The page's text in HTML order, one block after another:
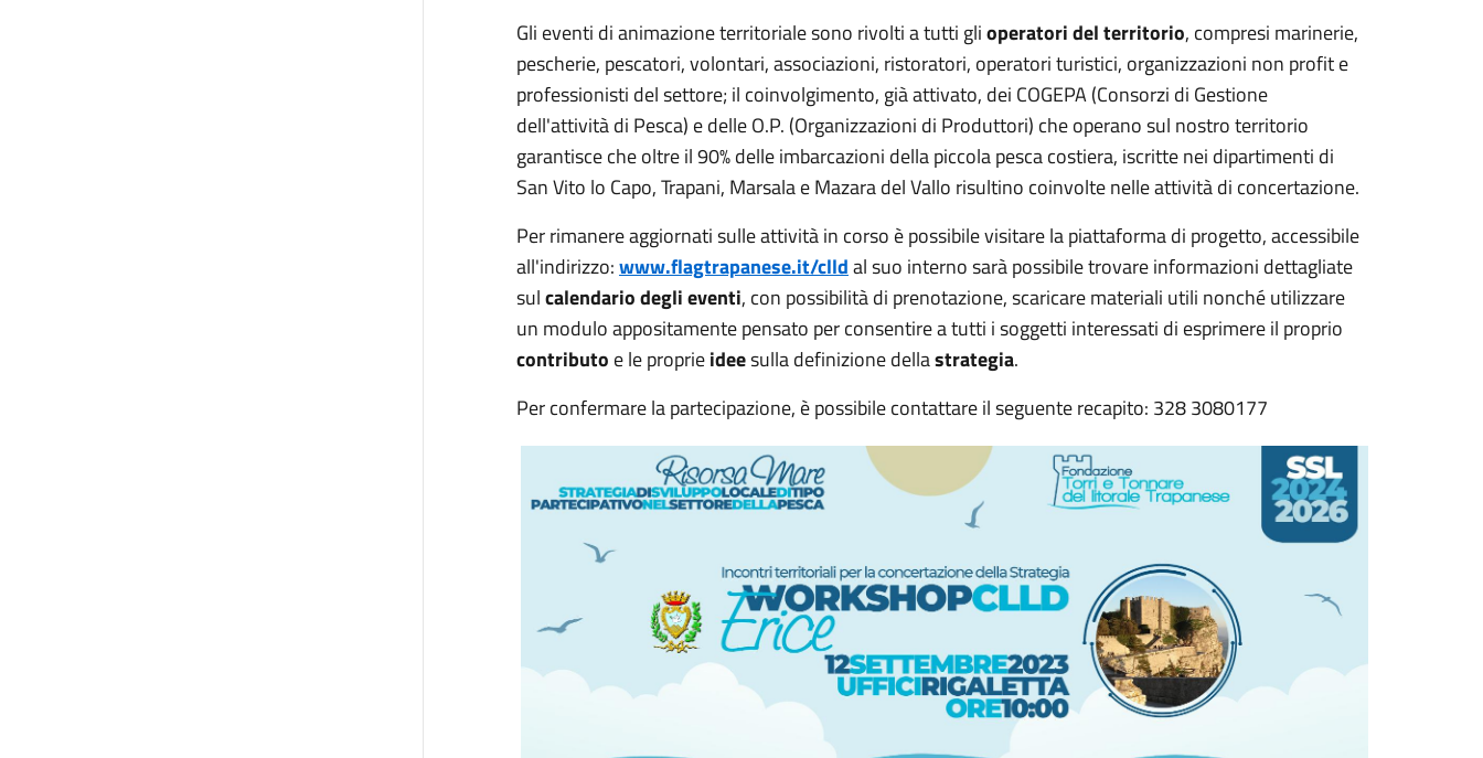
Gli eventi di animazione territoriale sono rivolti a tutti glioperatori del territorio, compresi marinerie,
pescherie, pescatori, volontari, associazioni, ristoratori, operatori turistici, organizzazioni non profit e
professionisti del settore; il coinvolgimento, già attivato, dei COGEPA (Consorzi di Gestione
dell'attività di Pesca) e delle O.P. (Organizzazioni di Produttori) che operano sul nostro territorio
garantisce che oltre il 90% delle imbarcazioni della piccola pesca costiera, iscritte nei dipartimenti di
San Vito lo Capo, Trapani, Marsala e Mazara del Vallo risultino coinvolte nelle attività di concertazione.
Per rimanere aggiornati sulle attività in corso è possibile visitare la piattaforma di progetto, accessibile
all'indirizzo:www.flagtrapanese.it/clldal suo interno sarà possibile trovare informazioni dettagliate
sulcalendario degli eventi, con possibilità di prenotazione, scaricare materiali utili nonché utilizzare
un modulo appositamente pensato per consentire a tutti i soggetti interessati di esprimere il proprio
contributo e le proprieideesulla definizione dellastrategia.
Per confermare la partecipazione, è possibile contattare il seguente recapito: 328 3080177